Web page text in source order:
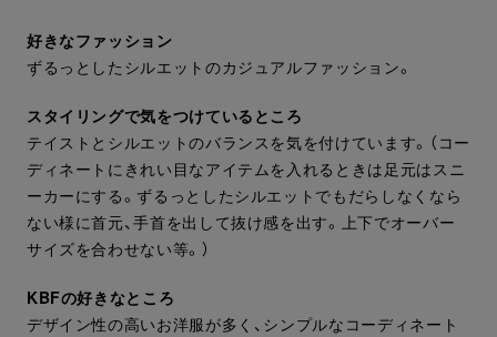
好きなファッション
ずるっとしたシルエットのカジュアルファッション。
スタイリングで気をつけているところ
テイストとシルエットのバランスを気を付けています。（コー
ディネートにきれい目なアイテムを入れるときは足元はスニ
ーカーにする。ずるっとしたシルエットでもだらしなくなら
ない様に首元、手首を出して抜け感を出す。上下でオーバー
サイズを合わせない等。）
KBFの好きなところ
デザイン性の高いお洋服が多く、シンプルなコーディネート